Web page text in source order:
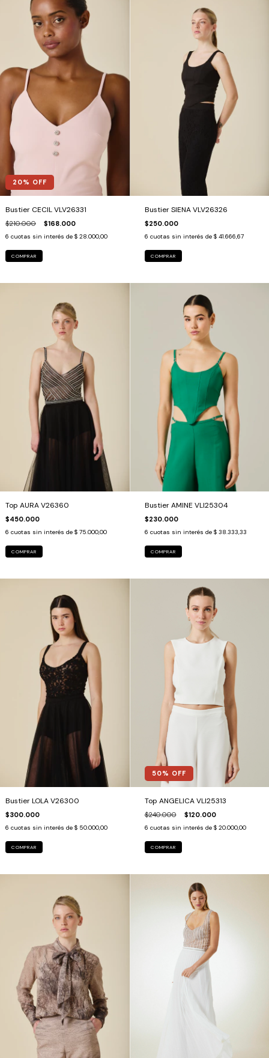
20% OFF
Bustier CECIL VLV26331
$210.000 $168.000
6 cuotas sin interés de $ 28.000,00
COMPRAR
Bustier SIENA VLV26326
$250.000
6 cuotas sin interés de $ 41.666,67
COMPRAR
Top AURA V26360
$450.000
6 cuotas sin interés de $ 75.000,00
COMPRAR
Bustier AMINE VLI25304
$230.000
6 cuotas sin interés de $ 38.333,33
COMPRAR
Bustier LOLA V26300
$300.000
6 cuotas sin interés de $ 50.000,00
COMPRAR
50% OFF
Top ANGELICA VLI25313
$240.000 $120.000
6 cuotas sin interés de $ 20.000,00
COMPRAR